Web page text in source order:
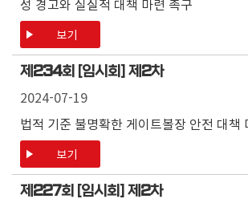
성 경고와 실질적 대책 마련 촉구
보기
제 234회 [임시회] 제 2차
2024-07-19
법적 기준 불명확한 게이트볼장 안전 대책
보기
제 227회 [임시회] 제 2차